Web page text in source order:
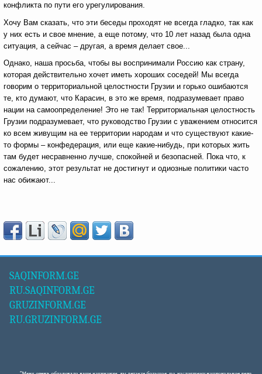
конфликта по пути его урегулирования.
Хочу Вам сказать, что эти беседы проходят не всегда гладко, так как
у них есть и свое мнение, а еще потому, что 10 лет назад была одна
ситуация, а сейчас – другая, а время делает свое...
Однако, наша просьба, чтобы вы воспринимали Россию как страну,
которая действительно хочет иметь хороших соседей! Мы всегда
говорим о территориальной целостности Грузии и горько ошибаются
те, кто думают, что Карасин, в это же время, подразумевает право
нации на самоопределение! Это не так! Территориальная целостность
Грузии подразумевает, что руководство Грузии с уважением относится
ко всем живущим на ее территории народам и что существуют какие-
то формы – конфедерация, или еще какие-нибудь, при которых жить
там будет несравненно лучше, спокойней и безопасней. Пока что, к
сожалению, этот результат не достигнут и одиозные политики часто
нас обижают...
SAQINFORM.GE
RU.SAQINFORM.GE
GRUZINFORM.GE
RU.GRUZINFORM.GE